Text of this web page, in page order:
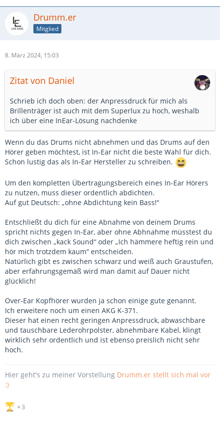
Drumm.er
Mitglied
8. März 2024, 15:03
Zitat von Daniel
Schrieb ich doch oben: der Anpressdruck für mich als
Brillenträger ist auch mit dem Superlux zu hoch, weshalb
ich über eine InEar-Lösung nachdenke
Wenn du das Drums nicht abnehmen und das Drums auf den
Hörer geben möchtest, ist In-Ear nicht die beste Wahl für dich.
Schon lustig das als In-Ear Hersteller zu schreiben.
Um den kompletten Übertragungsbereich eines In-Ear Hörers
zu nutzen, muss dieser ordentlich abdichten.
Auf gut Deutsch: „ohne Abdichtung kein Bass!“
Entschließt du dich für eine Abnahme von deinem Drums
spricht nichts gegen In-Ear, aber ohne Abhnahme müsstest du
dich zwischen „kack Sound“ oder „Ich hämmere heftig rein und
hör mich trotzdem kaum“ entscheiden.
Natürlich gibt es zwischen schwarz und weiß auch Graustufen,
aber erfahrungsgemäß wird man damit auf Dauer nicht
glücklich!
Over-Ear Kopfhörer wurden ja schon einige gute genannt.
Ich erweitere noch um einen AKG K-371.
Dieser hat einen recht geringen Anpressdruck, abwaschbare
und tauschbare Lederohrpolster, abnehmbare Kabel, klingt
wirklich sehr ordentlich und ist ebenso preislich nicht sehr
hoch.
Hier geht's zu meiner Vorstellung Drumm.er stellt sich mal vor
:)
3